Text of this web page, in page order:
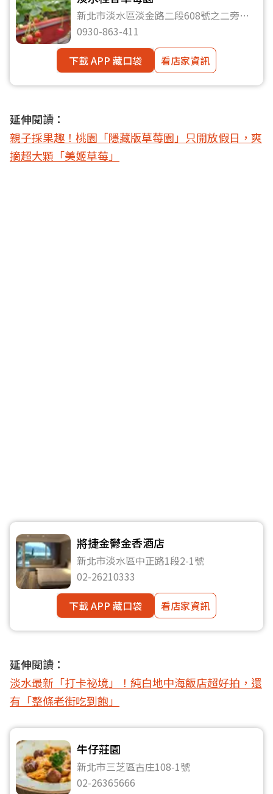
新北市淡水區淡金路二段608號之二旁右
轉200公尺
0930-863-411
下載 APP 藏口袋
看店家資訊
延伸閱讀：
親子採果趣！桃園「隱藏版草莓園」只開放假日，爽
摘超大顆「美姬草莓」
將捷金鬱金香酒店
新北市淡水區中正路1段2-1號
02-26210333
下載 APP 藏口袋
看店家資訊
延伸閱讀：
淡水最新「打卡祕境」！純白地中海飯店超好拍，還
有「整條老街吃到飽」
牛仔莊園
新北市三芝區古庄108-1號
02-26365666